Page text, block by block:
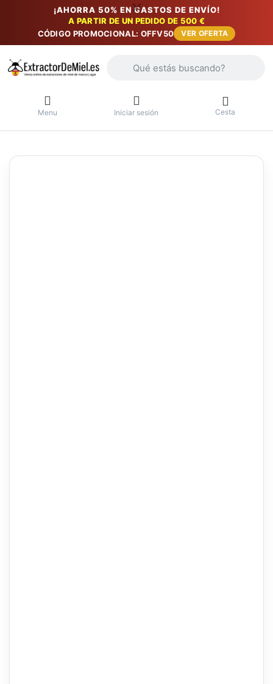
¡AHORRA 50% EN GASTOS DE ENVÍO!
A PARTIR DE UN PEDIDO DE 500 €
CÓDIGO PROMOCIONAL: OFFV50
VER OFERTA
Menu Iniciar sesión Cesta